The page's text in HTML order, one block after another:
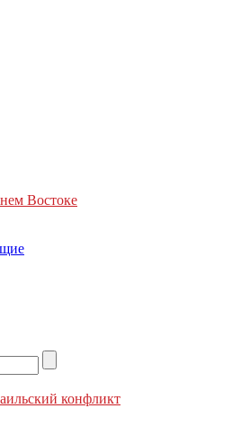
Востоке
конфликт